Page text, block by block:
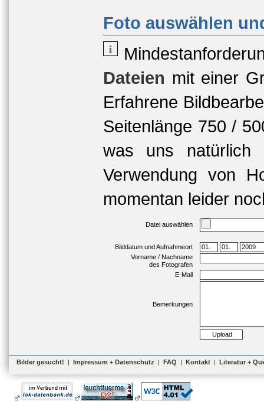
Foto auswählen
Dateien mit einer
Erfahrene
Seitenlänge 750 /
was uns natürlich
Verwendung von
momentan leider
Datei auswählen
Bilddatum und Aufnahmeort
Vorname / Nachname
des Fotografen
E-Mail
Bemerkungen
Bilder gesucht! | Impressum + Datenschutz | FAQ | Kontakt | Literatur +